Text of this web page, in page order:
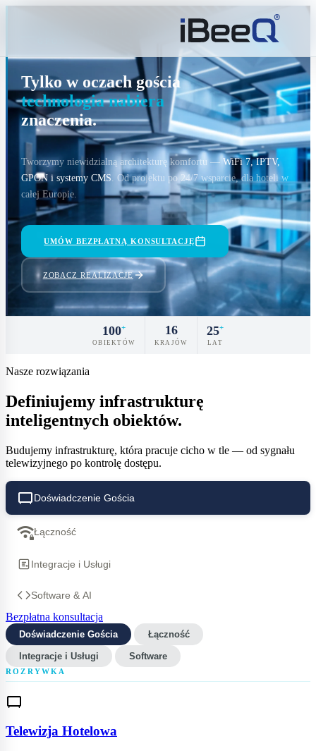
TECHNOLOGIA DLA HOTELI · WIFI · IPTV ·
Tylko w oczach gościa
technologia nabiera
znaczenia.
Tworzymy niewidzialną architekturę komfortu —WiFi 7, IPTV,
GPON i systemy CMS . Od projektu po 24/7 wsparcie, dla hoteli w
całej Europie.
UMÓW BEZPŁATNĄ KONSULTACJĘ
ZOBACZ REALIZACJE
100+
OBIEKTÓW
16
KRAJÓW
25+
LAT
Nasze rozwiązania
Definiujemy infrastrukturę
inteligentnych obiektów.
Budujemy infrastrukturę, która pracuje cicho w tle — od sygnału
telewizyjnego po kontrolę dostępu.
tv_genDoświadczenie Gościa
wifi_passwordŁączność
Integracje i Usługi
Software & AI
Bezpłatna konsultacja
Doświadczenie Gościa Łączność
Integracje i Usługi Software
tv_gen
Telewizja Hotelowa